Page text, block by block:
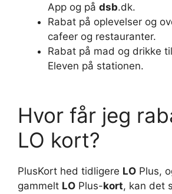
App og på dsb.dk.
Rabat på oplevelser og
cafeer og restauranter.
Rabat på mad og drikke
Eleven på stationen.
Hvor får jeg
LO kort?
PlusKort hed tidligere LO Plus,
gammelt LO Plus-kort, kan det